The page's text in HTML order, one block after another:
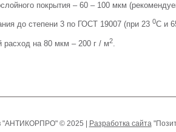
покрытия – 60 – 100 мкм
до степени 3 по ГОСТ 19007 (при 23 0С и
расход на 80 мкм – 200 г / м2.
"АНТИКОРПРО" © 2025 | Разработка сайта